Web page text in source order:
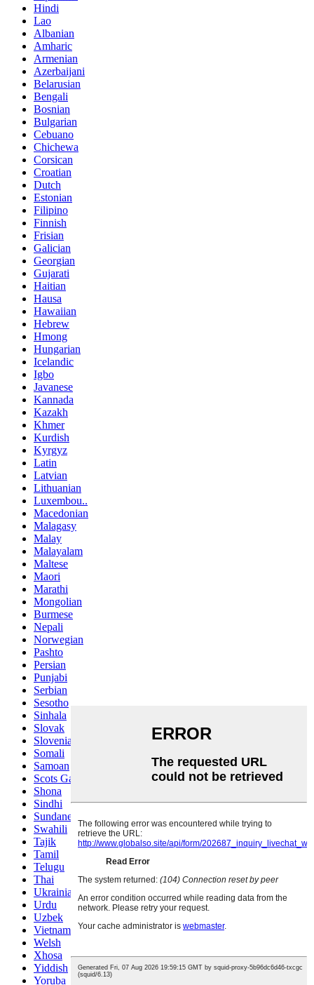
Hindi
Lao
Albanian
Amharic
Armenian
Azerbaijani
Belarusian
Bengali
Bosnian
Bulgarian
Cebuano
Chichewa
Corsican
Croatian
Dutch
Estonian
Filipino
Finnish
Frisian
Galician
Georgian
Gujarati
Haitian
Hausa
Hawaiian
Hebrew
Hmong
Hungarian
Icelandic
Igbo
Javanese
Kannada
Kazakh
Khmer
Kurdish
Kyrgyz
Latin
Latvian
Lithuanian
Luxembou..
Macedonian
Malagasy
Malay
Malayalam
Maltese
Maori
Marathi
Mongolian
Burmese
Nepali
Norwegian
Pashto
Persian
Punjabi
Serbian
Sesotho
Sinhala
Slovak
Slovenian
Somali
Samoan
Scots Gaelic
Shona
Sindhi
Sundanese
Swahili
Tajik
Tamil
Telugu
Thai
Ukrainian
Urdu
Uzbek
Vietnamese
Welsh
Xhosa
Yiddish
Yoruba